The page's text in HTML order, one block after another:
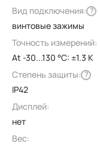
Вид подключения: ?
винтовые зажимы
Точность измерений:
At -30...130 °C: ±1.3 K
Степень защиты: ?
IP42
Дисплей:
нет
Вес: